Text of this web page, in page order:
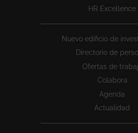
HR Excellence
Nuevo edificio de
Directorio de
Ofertas de
Colabora
Agenda
Actualidad